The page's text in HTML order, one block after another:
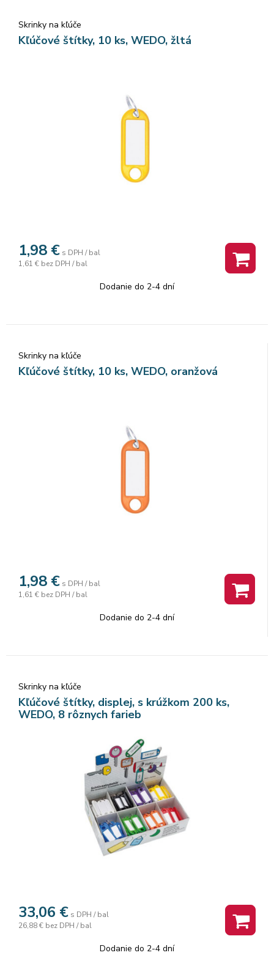
Skrinky na kľúče
Kľúčové štítky, 10 ks, WEDO, žltá
1,98 € s DPH / bal
1,61 € bez DPH / bal
Dodanie do 2-4 dní
Skrinky na kľúče
Kľúčové štítky, 10 ks, WEDO, oranžová
1,98 € s DPH / bal
1,61 € bez DPH / bal
Dodanie do 2-4 dní
Skrinky na kľúče
Kľúčové štítky, displej, s krúžkom 200 ks,
WEDO, 8 rôznych farieb
33,06 € s DPH / bal
26,88 € bez DPH / bal
Dodanie do 2-4 dní